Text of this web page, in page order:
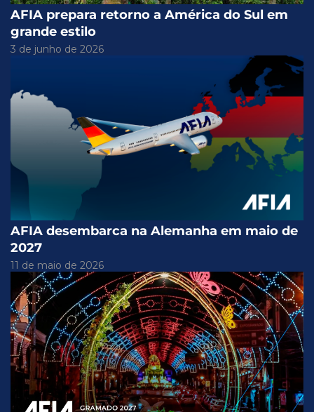
AFIA prepara retorno a América do Sul em
grande estilo
3 de junho de 2026
AFIA desembarca na Alemanha em maio de
2027
11 de maio de 2026